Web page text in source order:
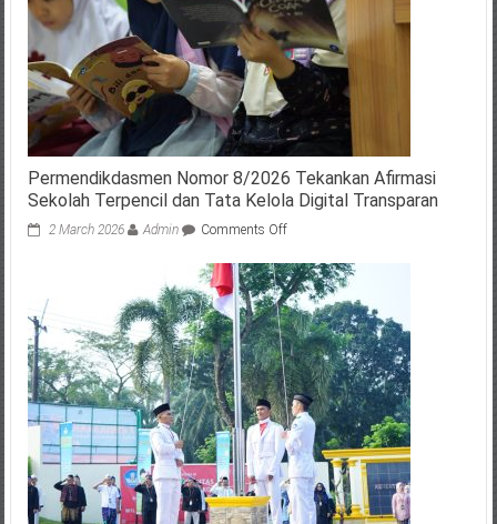
Permendikdasmen Nomor 8/2026 Tekankan Afirmasi
Sekolah Terpencil dan Tata Kelola Digital Transparan
2 March 2026 Admin Comments Offon
Nomor
8/2026
Tekankan
Afirmasi
Sekolah
Terpencil
dan
Tata
Kelola
Digital
Transparan